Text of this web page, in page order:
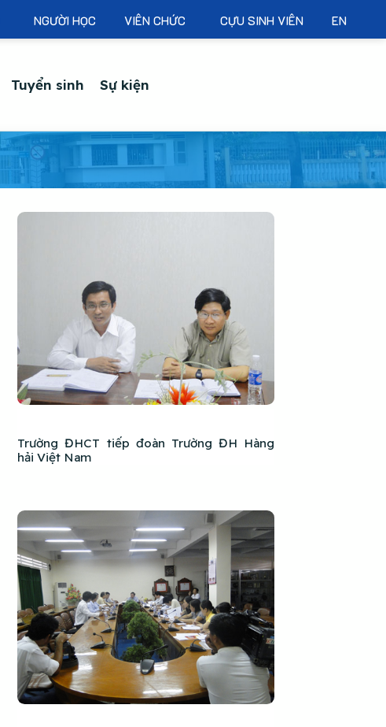
NGƯỜI HỌC VIÊN CHỨC CỰU SINH VIÊN EN
Tuyển sinh Sự kiện
Trường ĐHCT tiếp đoàn Trường ĐH Hàng
hải Việt Nam